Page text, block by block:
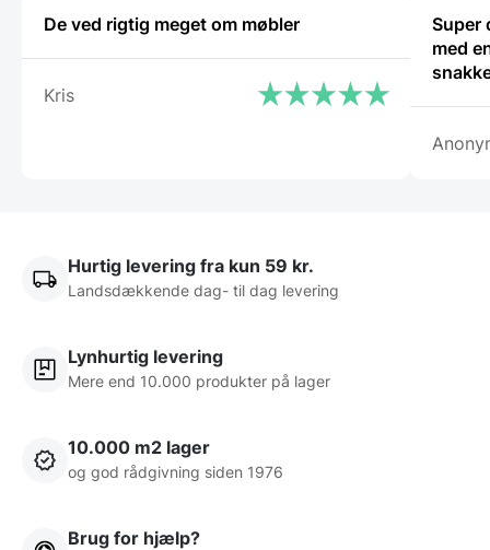
De ved rigtig meget om møbler
Kris
Super
med
Hurtig levering fra kun 59 kr.
Landsdækkende dag- til dag levering
Lynhurtig levering
Mere end 10.000 produkter på lager
10.000 m2 lager
og god rådgivning siden 1976
Brug for hjælp?